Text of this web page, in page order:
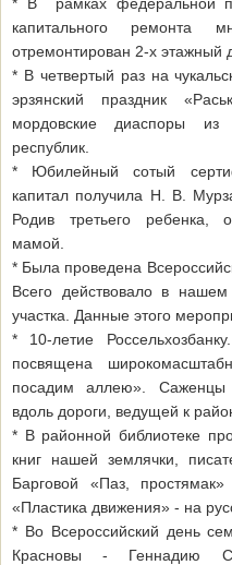
капитального ремонта
отремонтирован 2-х этажный
* В четвертый раз на
эрзянский праздник
мордовские диаспоры
республик.
* Юбилейный сотый
капитал получила Н. В.
Родив третьего ребенка,
мамой.
* Была проведена
Всего действовало в
участка. Данные этого
* 10-летие
посвящена
посадим аллею».
вдоль дороги, ведущей к
* В районной библиотеке
книг нашей землячки,
Барговой «Паз,
«Пластика движения» - на
* Во Всероссийский день
Красновы - Геннадию